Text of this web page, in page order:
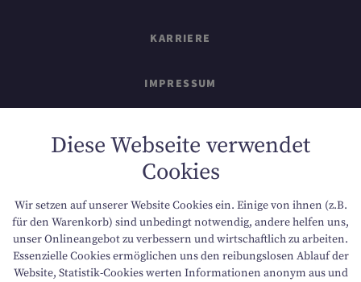
KARRIERE
IMPRESSUM
DATENSCHUTZ
NACHHALTIGKEIT
BARRIEREFREIHEIT
Diese Webseite verwendet
Cookies
Wir setzen auf unserer Website Cookies ein. Einige von ihnen (z.B.
für den Warenkorb) sind unbedingt notwendig, andere helfen uns,
unser Onlineangebot zu verbessern und wirtschaftlich zu arbeiten.
Essenzielle Cookies ermöglichen uns den reibungslosen Ablauf der
Website, Statistik-Cookies werten Informationen anonym aus und